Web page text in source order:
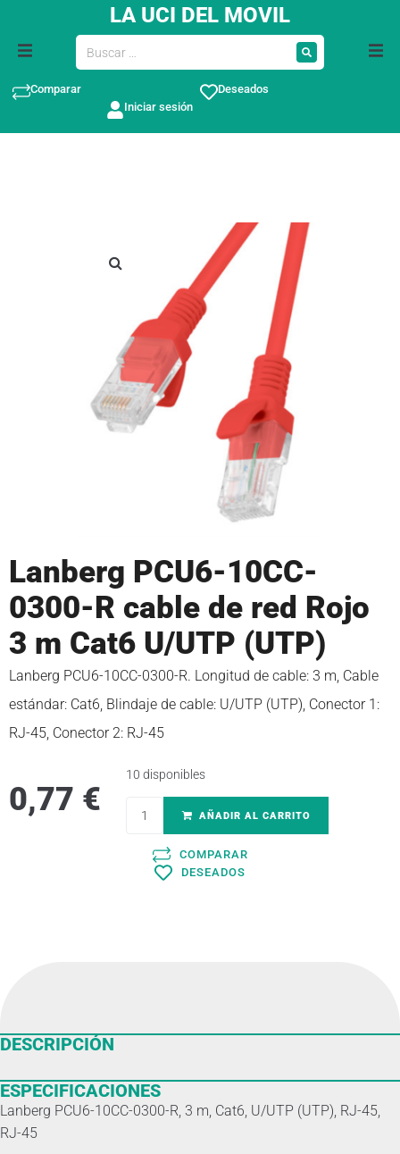
LA UCI DEL MOVIL
Comparar
Deseados
Iniciar sesión
Lanberg PCU6-10CC-
0300-R cable de red Rojo
3 m Cat6 U/UTP (UTP)
Lanberg PCU6-10CC-0300-R. Longitud de cable: 3 m, Cable
estándar: Cat6, Blindaje de cable: U/UTP (UTP), Conector 1:
RJ-45, Conector 2: RJ-45
0,77 €
10 disponibles
AÑADIR AL CARRITO
COMPARAR
DESEADOS
DESCRIPCIÓN
ESPECIFICACIONES
Lanberg PCU6-10CC-0300-R, 3 m, Cat6, U/UTP (UTP), RJ-45,
RJ-45